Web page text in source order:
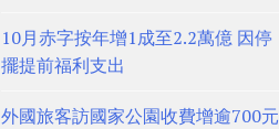
10月赤字按年增1成至2.2萬億 因停
擺提前福利支出
外國旅客訪國家公園收費增逾700元